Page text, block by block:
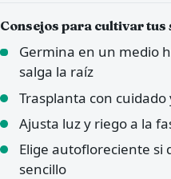
Consejos para cultivar tus
Germina en un medio
salga la raíz
Trasplanta con
Ajusta luz y riego a la
Elige autofloreciente si
sencillo